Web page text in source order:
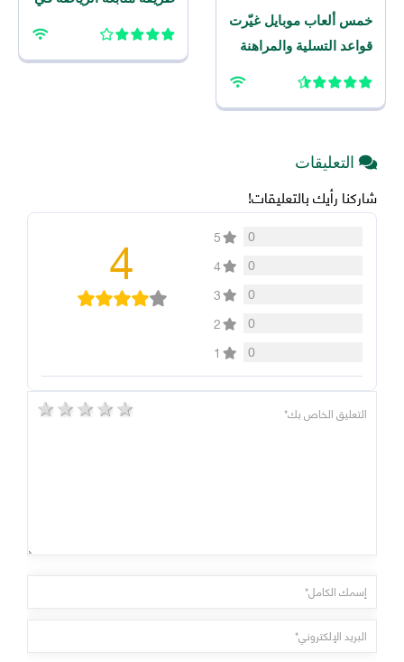
خمس ألعاب موبايل غيّرت
قواعد التسلية والمراهنة
التعليقات
شاركنا رأيك بالتعليقات!
0
5
0
4
0
3
0
2
0
1
4
5 stars 4 stars 3 stars 2 stars 1 star